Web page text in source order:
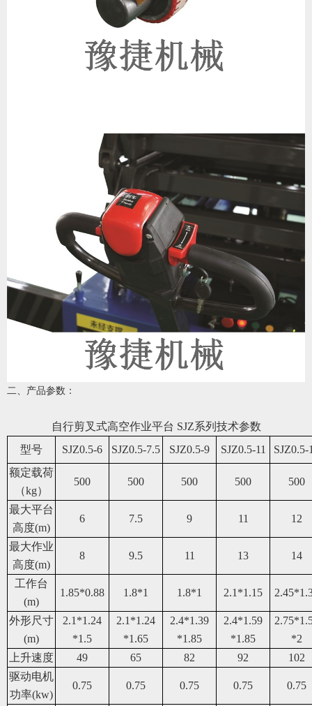
二、产品参数：
自行剪叉式高空作业平台 SJZ系列 技术参数
型号
SJZ0.5-6 SJZ0.5-7.5 SJZ0.5-9 SJZ0.5-11 SJZ0.5-
额定载荷
（kg）
500 500 500 500 500
最大平台
高度(m)
6 7.5 9 11 12
最大作业
高度(m)
8 9.5 11 13 14
工作台
(m)
1.85*0.88 1.8*1 1.8*1 2.1*1.15
外形尺寸
(m)
2.1 *1.24
*1.5
2.1 *1.24
*1.65
2.4*1.39
*1.85
2.4*1.59
*1.85
2.75*1.
*2
上升速度
49 65 82 92 102
驱动电机
功率(kw)
0.75 0.75 0.75 0.75 0.75